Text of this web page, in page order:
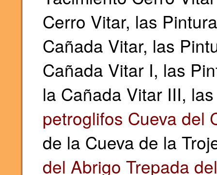
Cerro Vitar, las
Cañada Vitar, las
Cañada Vitar I, las
la Cañada Vitar III,
petroglifos Cueva del
de la Cueva de la
del Abrigo Trepada